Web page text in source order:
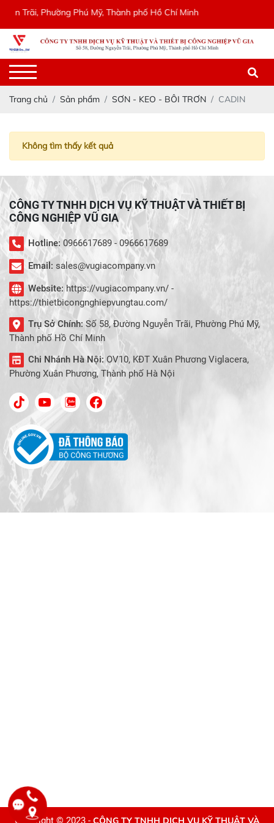
Trãi, Phường Phú Mỹ, Thành phố Hồ Chí Minh
Trang chủ Sản phẩm SƠN - KEO - BÔI TRƠN CADIN
Không tìm thấy kết quả
CÔNG TY TNHH DỊCH VỤ KỸ THUẬT VÀ THIẾT BỊ
CÔNG NGHIỆP VŨ GIA
Hotline: 0966617689 - 0966617689
Email: sales@vugiacompany.vn
Website: https://vugiacompany.vn/ -
https://thietbicongnghiepvungtau.com/
Trụ Sở Chính: Số 58, Đường Nguyễn Trãi, Phường Phú Mỹ,
Thành phố Hồ Chí Minh
Chi Nhánh Hà Nội:OV10, KĐT Xuân Phương Viglacera,
Phường Xuân Phương, Thành phố Hà Nội